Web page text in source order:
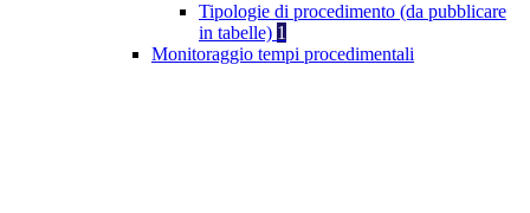
Tipologie di procedimento (da pubblicare
in tabelle) 1
Monitoraggio tempi procedimentali